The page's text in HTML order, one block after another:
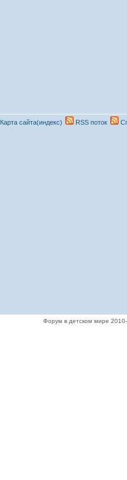
Карта сайта(индекс) RSS поток
Форум в детском мире